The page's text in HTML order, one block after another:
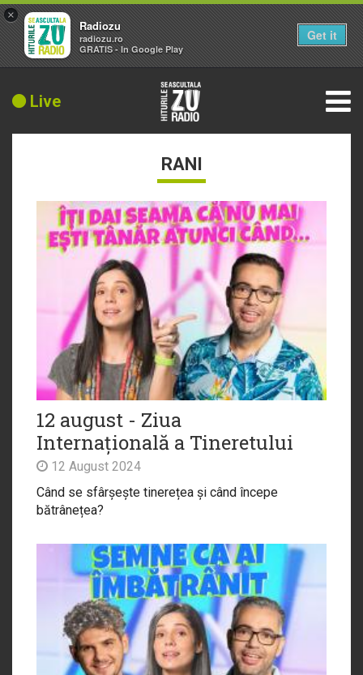
Live
RANI
12 august - Ziua
Internațională a Tineretului
12 August 2024
Când se sfârșește tinerețea și când începe
bătrânețea?
×
Radiozu
radiozu.ro
GRATIS - In Google Play
Get it